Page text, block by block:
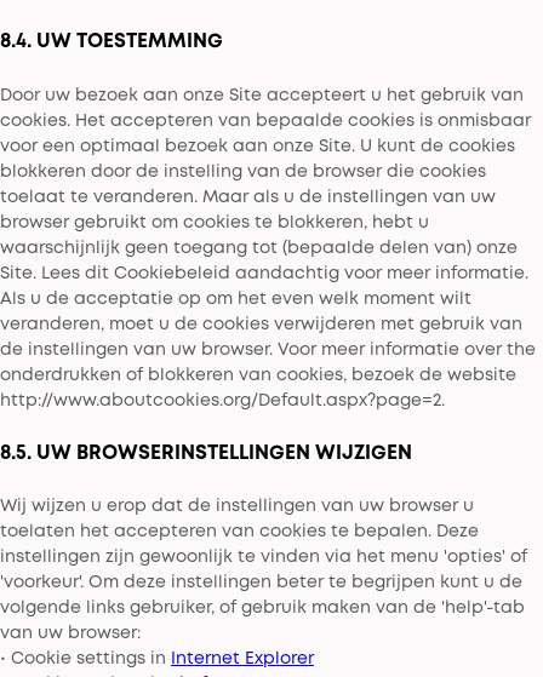
8.4. UW TOESTEMMING
Door uw bezoek aan onze Site accepteert u het gebruik van
cookies. Het accepteren van bepaalde cookies is onmisbaar
voor een optimaal bezoek aan onze Site. U kunt de cookies
blokkeren door de instelling van de browser die cookies
toelaat te veranderen. Maar als u de instellingen van uw
browser gebruikt om cookies te blokkeren, hebt u
waarschijnlijk geen toegang tot (bepaalde delen van) onze
Site. Lees dit Cookiebeleid aandachtig voor meer informatie.
Als u de acceptatie op om het even welk moment wilt
veranderen, moet u de cookies verwijderen met gebruik van
de instellingen van uw browser. Voor meer informatie over the
onderdrukken of blokkeren van cookies, bezoek de website
http://www.aboutcookies.org/Default.aspx?page=2.
8.5. UW BROWSERINSTELLINGEN WIJZIGEN
Wij wijzen u erop dat de instellingen van uw browser u
toelaten het accepteren van cookies te bepalen. Deze
instellingen zijn gewoonlijk te vinden via het menu 'opties' of
'voorkeur'. Om deze instellingen beter te begrijpen kunt u de
volgende links gebruiker, of gebruik maken van de 'help'-tab
van uw browser:
• Cookie settings in
Internet Explorer